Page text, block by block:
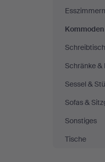
Kommoden
Schränke &
Sessel &
Sofas &
Sonstiges
Tische